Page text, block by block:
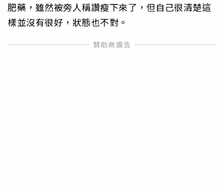
肥藥，雖然被旁人稱讚瘦下來了，但自己很清楚這
樣並沒有很好，狀態也不對。